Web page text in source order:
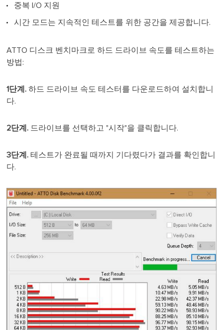
중복 I/O 지원
시간 모드는 지속적인 테스트를 위한 공간을 제공합니다.
ATTO 디스크 벤치마크로 하드 드라이브 속도를 테스트하는
방법:
1단계.하드 드라이브 속도 테스터를 다운로드하여 설치합니
다.
2단계. 드라이브를 선택하고 "시작"을 클릭합니다.
3단계. 테스트가 완료될 때까지 기다렸다가 결과를 확인합니
다.